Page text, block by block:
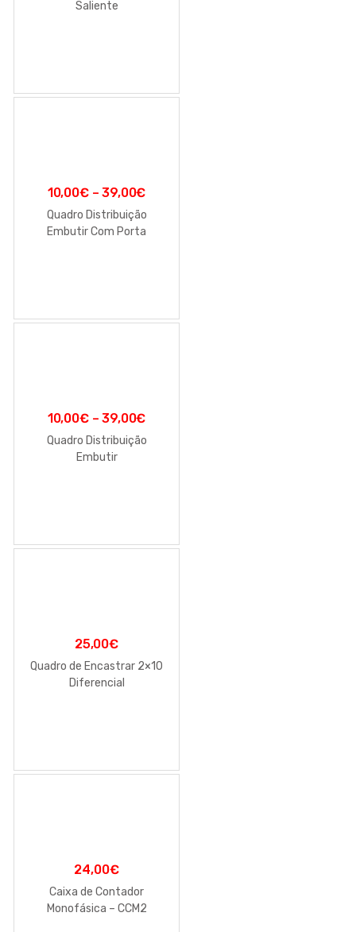
Saliente
10,00€–39,00€
Quadro Distribuição
Embutir Com Porta
10,00€–39,00€
Quadro Distribuição
Embutir
25,00€
Quadro de Encastrar 2×10
Diferencial
24,00€
Caixa de Contador
Monofásica – CCM2